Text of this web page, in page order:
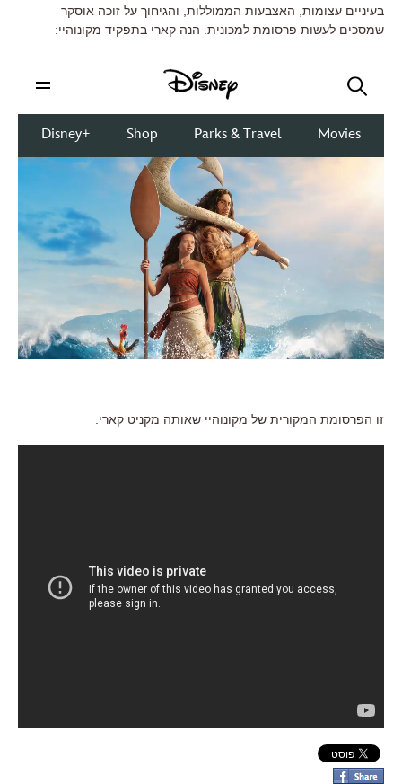
בעיניים עצומות, האצבעות הממוללות, והגיחוך על זוכה אוסקר
שמסכים לעשות פרסומת למכונית. הנה קארי בתפקיד מקונוהיי:
זו הפרסומת המקורית של מקונוהיי שאותה מקניט קארי: